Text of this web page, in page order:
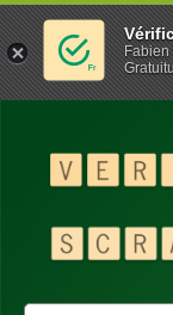
Fabien